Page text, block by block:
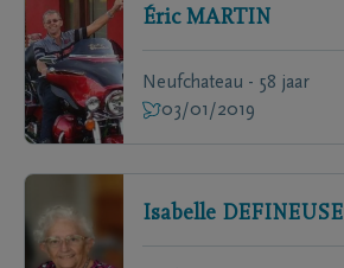
Éric MARTIN
Neufchateau - 58 jaar
03/01/2019
Isabelle DEFINEUSE